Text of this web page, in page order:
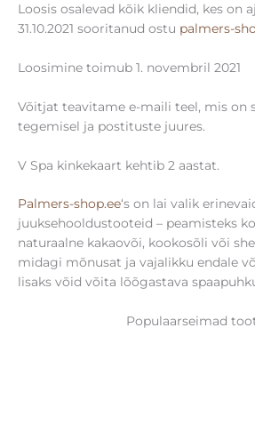
Loosis osalevad kõik kliendid, kes on
31.10.2021 sooritanud ostu palmers-
Loosimine toimub 1. novembril 2021
Võitjat teavitame e-maili teel, mis on
tegemisel ja postituste juures.
V Spa kinkekaart kehtib 2 aastat.
Palmers-shop.ee‘s on lai valik
juuksehooldustooteid – peamisteks
naturaalne kakaovõi, kookosõli või
midagi mõnusat ja vajalikku endale
lisaks võid võita lõõgastava
Populaarseimad